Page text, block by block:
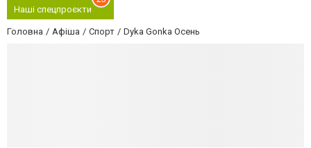
Наші спецпроєкти
Головна Афіша Спорт Dyka Gonka Осень